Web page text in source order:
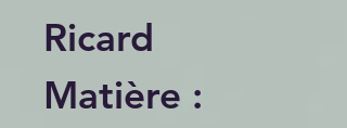
Ricard
Matière :